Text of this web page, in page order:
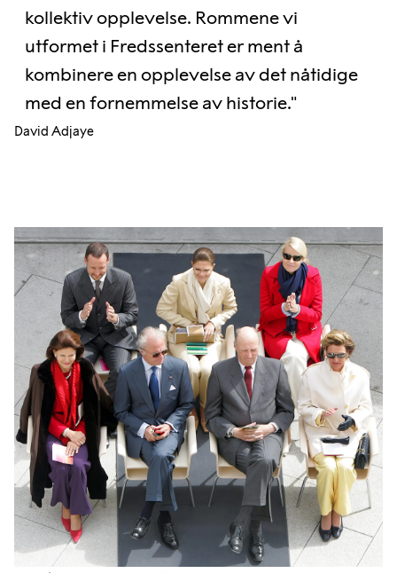
kollektiv opplevelse. Rommene vi
utformet i Fredssenteret er ment å
kombinere en opplevelse av det nåtidige
med en fornemmelse av historie."
David Adjaye